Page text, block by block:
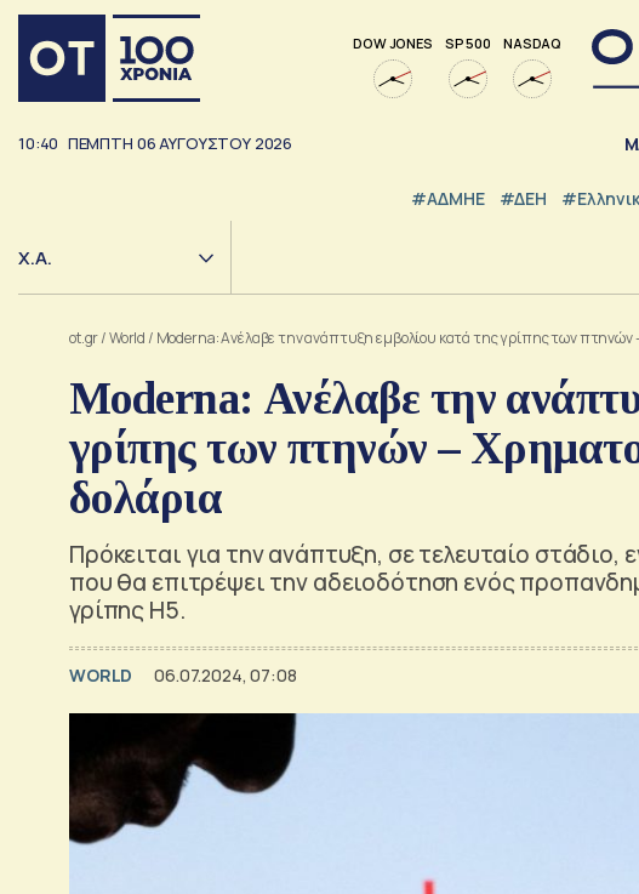
DOW JONES SP 500 NASDAQ
10:40 ΠΕΜΠΤΗ 06ΑΥΓΟΥΣΤΟΥ 2026
#ΑΔΜΗΕ #ΔΕΗ
Χ.Α.
ot.gr/World / Moderna: Ανέλαβε την ανάπτυξη εμβολίου κατά της γρίπης των πτηνών
Moderna: Ανέλαβε την
γρίπης των πτηνών –
δολάρια
Πρόκειται για την ανάπτυξη, σε τελευταίο στάδιο,
που θα επιτρέψει την αδειοδότηση ενός
γρίπης H5.
WORLD 06.07.2024, 07:08